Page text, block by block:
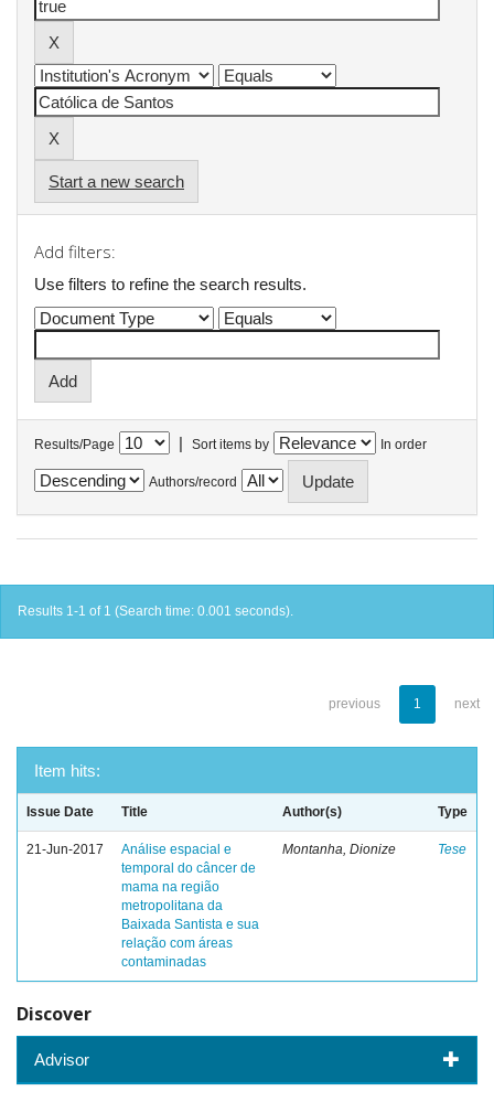
Start a new search
Add filters:
Use filters to refine the search results.
Results/Page | Sort items by In order
Authors/record
Results 1-1 of 1 (Search time: 0.001 seconds).
previous 1 next
Item hits:
Issue Date Title Author(s) Type
21-Jun-2017
Análise espacial e
temporal do câncer de
mama na região
metropolitana da
Baixada Santista e sua
relação com áreas
contaminadas
Montanha, Dionize Tese
Discover
Advisor